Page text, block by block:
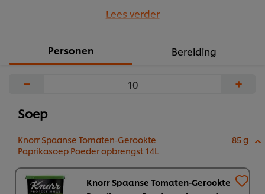
Lees verder
Personen Bereiding
− +
Soep
Knorr Spaanse Tomaten-Gerookte
Paprikasoep Poeder opbrengst 14L
85 g
Knorr Spaanse Tomaten-Gerookte